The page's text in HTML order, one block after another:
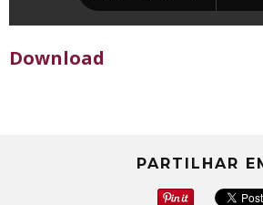
Download
PARTILHAR